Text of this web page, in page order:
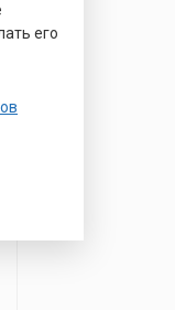
его